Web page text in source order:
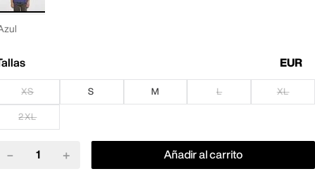
EUR
XS S M L XL
2XL
＋
－ Añadir al carrito